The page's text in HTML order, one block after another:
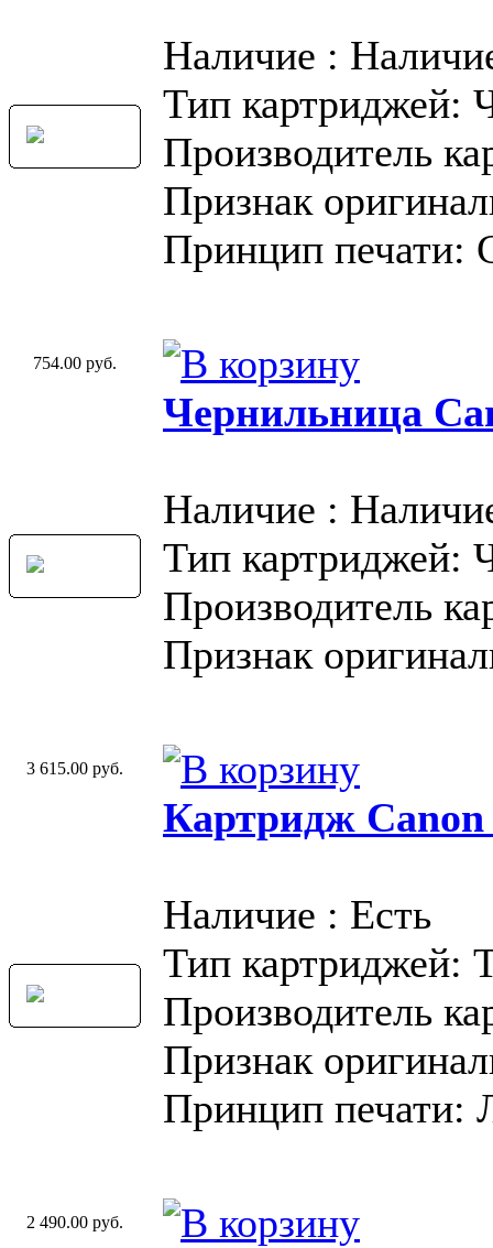
Наличие :
Тип картриджей:
Производитель
Признак
Принцип печати:
754.00 руб.
Чернильница
Наличие :
Тип картриджей:
Производитель
Признак
3 615.00 руб.
Картридж Canon
Наличие : Есть
Тип картриджей:
Производитель
Признак
Принцип печати:
2 490.00 руб.